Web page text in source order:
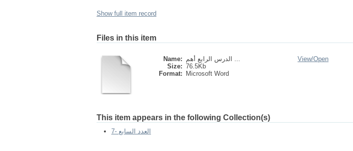
Show full item record
Files in this item
Name:
الدرس الرابع أهم ...
Size: 76.5Kb
Format:
Microsoft Word
View/Open
This item appears in the following Collection(s)
7- العدد السابع